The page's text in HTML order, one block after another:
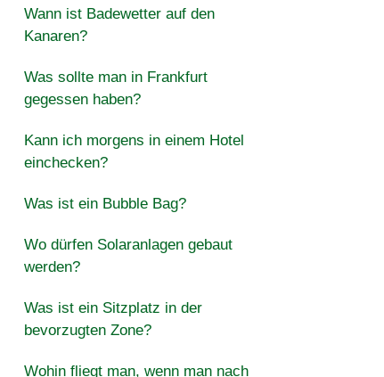
Wann ist Badewetter auf den
Kanaren?
Was sollte man in Frankfurt
gegessen haben?
Kann ich morgens in einem Hotel
einchecken?
Was ist ein Bubble Bag?
Wo dürfen Solaranlagen gebaut
werden?
Was ist ein Sitzplatz in der
bevorzugten Zone?
Wohin fliegt man, wenn man nach